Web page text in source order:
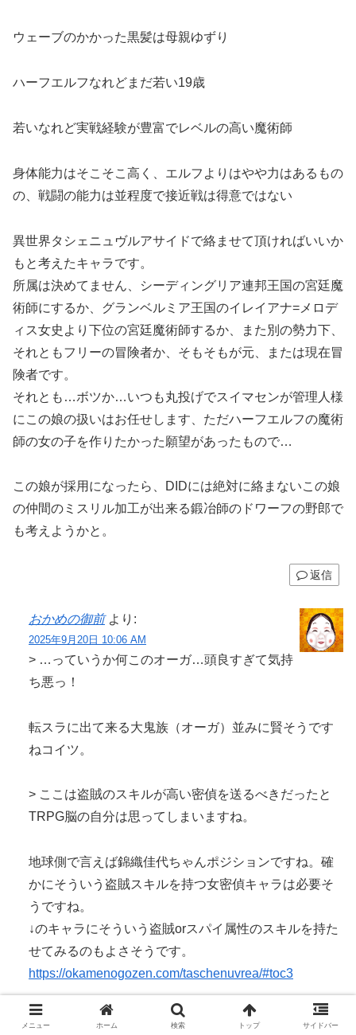
ウェーブのかかった黒髪は母親ゆずり
ハーフエルフなれどまだ若い19歳
若いなれど実戦経験が豊富でレベルの高い魔術師
身体能力はそこそこ高く、エルフよりはやや力はあるもの
の、戦闘の能力は並程度で接近戦は得意ではない
異世界タシェニュヴルアサイドで絡ませて頂ければいいか
もと考えたキャラです。
所属は決めてません、シーディングリア連邦王国の宮廷魔
術師にするか、グランベルミア王国のイレイアナ=メロデ
ィス女史より下位の宮廷魔術師するか、また別の勢力下、
それともフリーの冒険者か、そもそもが元、または現在冒
険者です。
それとも…ボツか…いつも丸投げでスイマセンが管理人様
にこの娘の扱いはお任せします、ただハーフエルフの魔術
師の女の子を作りたかった願望があったもので…
この娘が採用になったら、DIDには絶対に絡まないこの娘
の仲間のミスリル加工が出来る鍛冶師のドワーフの野郎で
も考えようかと。
返信
おかめの御前 より:
2025年9月20日 10:06 AM
> …っていうか何このオーガ…頭良すぎて気持
ち悪っ！
転スラに出て来る大鬼族（オーガ）並みに賢そうです
ねコイツ。
> ここは盗賊のスキルが高い密偵を送るべきだったと
TRPG脳の自分は思ってしまいますね。
地球側で言えば錦織佳代ちゃんポジションですね。確
かにそういう盗賊スキルを持つ女密偵キャラは必要そ
うですね。
↓のキャラにそういう盗賊orスパイ属性のスキルを持た
せてみるのもよさそうです。
https://okamenogozen.com/taschenuvrea/#toc3
> さて、せっかく異世界と繋がった事ですので、ちょ
メニュー ホーム 検索 トップ サイドバー